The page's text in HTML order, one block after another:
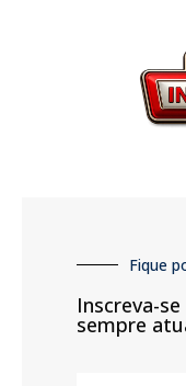
Fique
Inscreva-
sempre